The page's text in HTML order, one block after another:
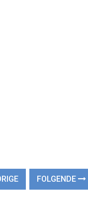
FOLGENDE